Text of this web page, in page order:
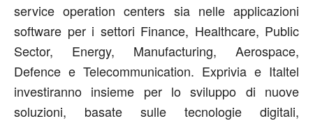
service operation centers sia nelle applicazioni
software per i settori Finance, Healthcare, Public
Sector, Energy, Manufacturing, Aerospace,
Defence e Telecommunication. Exprivia e Italtel
investiranno insieme per lo sviluppo di nuove
soluzioni, basate sulle tecnologie digitali,